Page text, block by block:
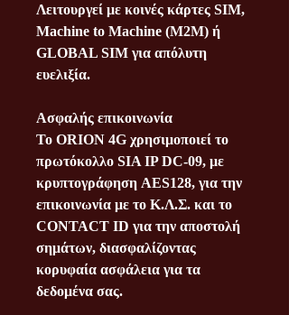
Λειτουργεί με κοινές κάρτες SIM,
Machine to Machine (M2M) ή
GLOBAL SIM για απόλυτη
ευελιξία.
Ασφαλής επικοινωνία
Το ORION 4G χρησιμοποιεί το
πρωτόκολλο SIA IP DC-09, με
κρυπτογράφηση AES128, για την
επικοινωνία με το Κ.Λ.Σ. και το
CONTACT ID για την αποστολή
σημάτων, διασφαλίζοντας
κορυφαία ασφάλεια για τα
δεδομένα σας.